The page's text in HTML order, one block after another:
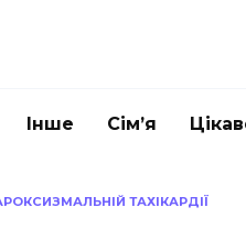
Інше Сім’я
ТАХІКАРДІЇ